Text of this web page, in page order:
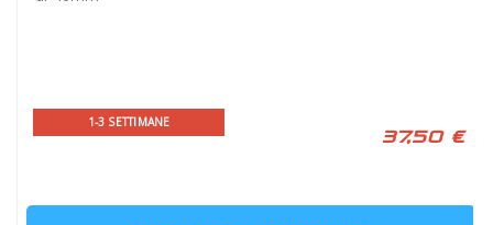
1-3 SETTIMANE
37,50 €